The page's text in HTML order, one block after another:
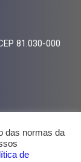
81.030-000
das normas da
de